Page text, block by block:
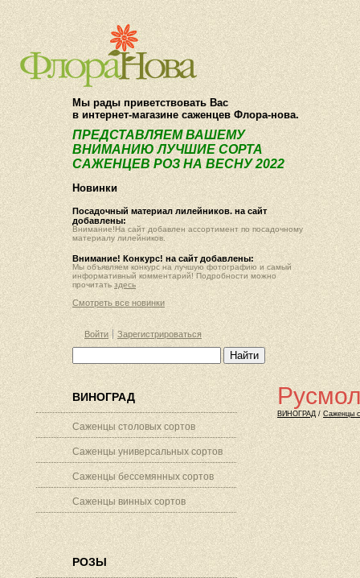
О компании Как купить
Мы рады приветствовать Вас
в интернет-магазине саженцев Флора-нова.
ПРЕДСТАВЛЯЕМ ВАШЕМУ
ВНИМАНИЮ ЛУЧШИЕ СОРТА
САЖЕНЦЕВ РОЗ НА ВЕСНУ 2022
Новинки
Посадочный материал лилейников. на сайт
добавлены:
Внимание!На сайт добавлен ассортимент по посадочному
материалу лилейников.
Внимание! Конкурс! на сайт добавлены:
Мы объявляем конкурс на лучшую фотографию и самый
информативный комментарий! Подробности можно
прочитать здесь
Смотреть все новинки
Войти Зарегистрироваться
ВИНОГРАД
Саженцы столовых сортов
Саженцы универсальных сортов
Саженцы бессемянных сортов
Саженцы винных сортов
РОЗЫ
ВИНОГРАД / Саженцы